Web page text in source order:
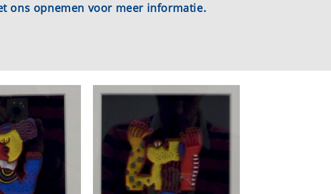
ons opnemen voor meer informatie.